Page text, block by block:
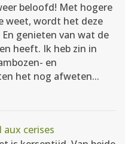
beloofd! Met hogere
weet, wordt het deze
genieten van wat de
heeft. Ik heb zin in
en
het nog afweten...
cerises